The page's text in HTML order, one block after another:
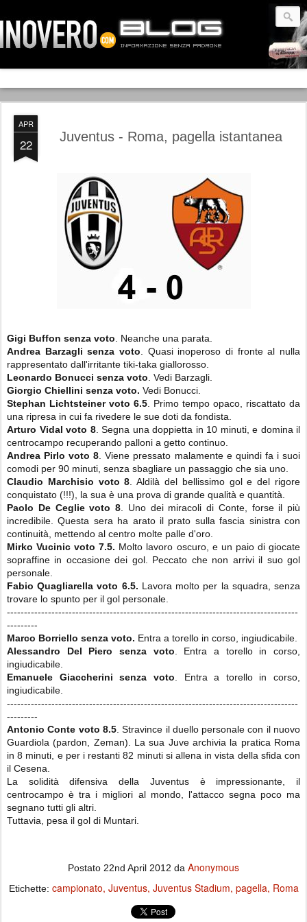
APR
22 Juventus - Roma, pagella istantanea
Gigi Buffon senza voto . Neanche una parata.
Andrea Barzagli senza voto . Quasi inoperoso di fronte al nulla
rappresentato dall'irritante tiki-taka giallorosso.
Leonardo Bonucci senza voto . Vedi Barzagli.
Giorgio Chiellini senza voto. Vedi Bonucci.
Stephan Lichtsteinervoto 6.5 . Primo tempo opaco, riscattato da
una ripresa in cui fa rivedere le sue doti da fondista.
Arturo Vidal voto 8. Segna una doppietta in 10 minuti, e domina il
centrocampo recuperando palloni a getto continuo.
Andrea Pirlo voto 8 . Viene pressato malamente e quindi fa i suoi
comodi per 90 minuti, senza sbagliare un passaggio che sia uno.
Claudio Marchisio voto 8 . Aldilà del bellissimo gol e del rigore
conquistato (!!!), la sua è una prova di grande qualità e quantità.
Paolo De Ceglievoto 8 . Uno dei miracoli di Conte, forse il più
incredibile. Questa sera ha arato il prato sulla fascia sinistra con
continuità, mettendo al centro molte palle d'oro.
Mirko Vucinic voto 7.5. Molto lavoro oscuro, e un paio di giocate
sopraffine in occasione dei gol. Peccato che non arrivi il suo gol
personale.
Fabio Quagliarella voto 6.5. Lavora molto per la squadra, senza
trovare lo spunto per il gol personale.
-------------------------------------------------------------------------------------
---------
Marco Borriello senza voto. Entra a torello in corso, ingiudicabile.
Alessandro Del Piero senza voto . Entra a torello in corso,
ingiudicabile.
Emanuele Giaccherini senza voto . Entra a torello in corso,
ingiudicabile.
-------------------------------------------------------------------------------------
---------
Antonio Conte voto 8.5. Stravince il duello personale con il nuovo
Guardiola (pardon, Zeman). La sua Juve archivia la pratica Roma
in 8 minuti, e per i restanti 82 minuti si allena in vista della sfida con
il Cesena.
La solidità difensiva della Juventus è impressionante, il
centrocampo è tra i migliori al mondo, l'attacco segna poco ma
segnano tutti gli altri.
Tuttavia, pesa il gol di Muntari.
Postato 22nd April 2012 da Anonymous
Etichette: campionato Juventus Juventus Stadium pagella Roma